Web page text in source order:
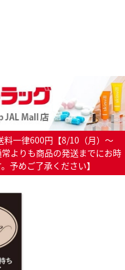
料一律600円【8/10（月）～
よりも商品の発送までにお時
予めご了承ください】